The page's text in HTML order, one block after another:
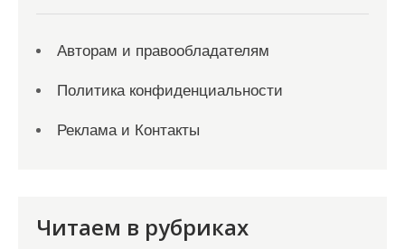
Авторам и правообладателям
Политика конфиденциальности
Реклама и Контакты
Читаем в рубриках